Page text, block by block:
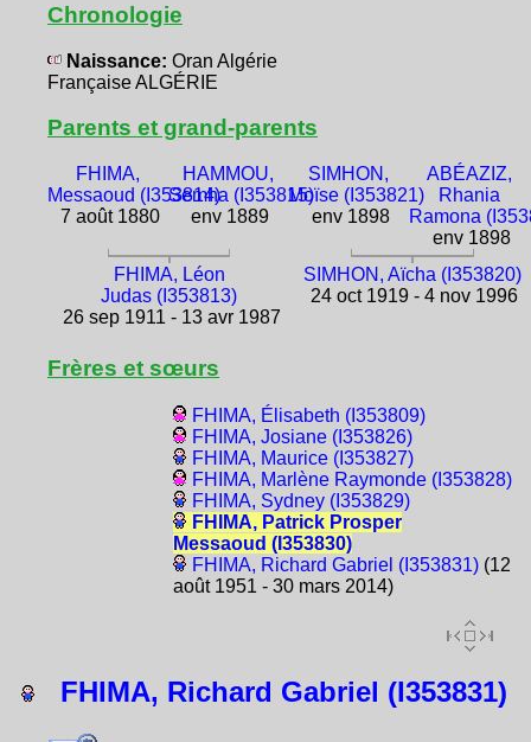
Chronologie
Naissance: Oran Algérie
Française ALGÉRIE
Parents et grand-parents
FHIMA,
Messaoud (I353814)
7 août 1880
HAMMOU,
Semha (I353815)
env 1889
SIMHON,
Moïse (I353821)
env 1898
ABÉAZIZ,
Rhania
Ramona
env 1898
FHIMA, Léon
Judas (I353813)
26 sep 1911 - 13 avr 1987
SIMHON, Aïcha (I353820)
24 oct 1919 - 4 nov 1996
Frères et sœurs
FHIMA, Élisabeth (I353809)
FHIMA, Josiane (I353826)
FHIMA, Maurice (I353827)
FHIMA, Marlène Raymonde (I353828)
FHIMA, Sydney (I353829)
FHIMA, Patrick Prosper
Messaoud (I353830)
FHIMA, Richard Gabriel (I353831)(12
août 1951 - 30 mars 2014)
FHIMA, Richard Gabriel (I353831)